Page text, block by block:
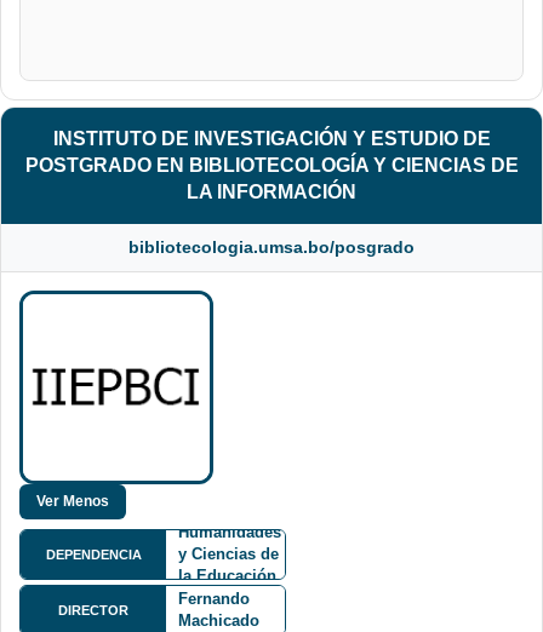
INSTITUTO DE INVESTIGACIÓN Y ESTUDIO DE
POSTGRADO EN BIBLIOTECOLOGÍA Y CIENCIAS DE
LA INFORMACIÓN
bibliotecologia.umsa.bo/posgrado
DEPENDENCIA
Humanidades
y Ciencias de
la Educación
FHCE
DIRECTOR
Lic.
Fernando
Machicado